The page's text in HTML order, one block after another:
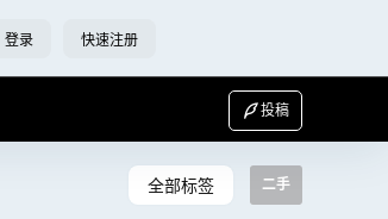
登录 快速注册
投稿
全部标签 二手